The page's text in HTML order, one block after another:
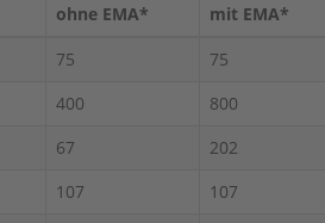
ohne EMA*
mit EMA*
75
75
400
800
67
202
107
107